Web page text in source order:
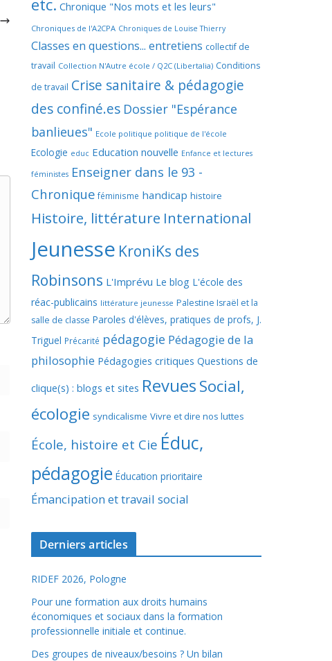
Chronique "Nos mots et les leurs"
Chroniques de l'A2CPA Chroniques de Louise Thierry
Classes en questions... entretiens collectif de
travail Collection N'Autre école / Q2C (Libertalia) Conditions
de travail Crise sanitaire & pédagogie
des confiné.es Dossier "Espérance
banlieues" Ecole politique politique de l'école
Ecologie educ Education nouvelle Enfance et lectures
féministes Enseigner dans le 93 -
Chronique féminisme handicap histoire
Histoire, littérature International
Jeunesse KroniKs des
Robinsons L'Imprévu Le blog L'école des
réac-publicains littérature jeunesse Palestine Israël et la
salle de classe Paroles d'élèves, pratiques de profs, J.
Triguel Précarité pédagogie Pédagogie de la
philosophie Pédagogies critiques Questions de
clique(s) : blogs et sites RevuesSocial,
écologie syndicalisme Vivre et dire nos luttes
École, histoire et Cie Éduc,
pédagogie Éducation prioritaire
Émancipation et travail social
Derniers articles
RIDEF 2026, Pologne
Pour une formation aux droits humains
économiques et sociaux dans la formation
professionnelle initiale et continue.
Des groupes de niveaux/besoins ? Un bilan